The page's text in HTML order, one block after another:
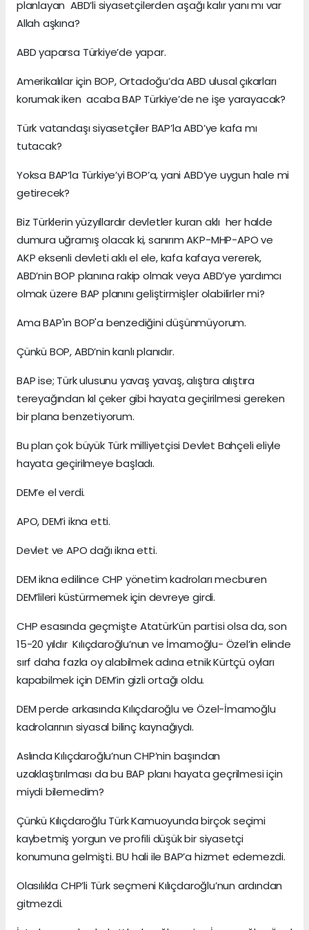
planlayan ABD’li siyasetçilerden aşağı kalır yanı mı var
Allah aşkına?
ABD yaparsa Türkiye’de yapar.
Amerikalılar için BOP, Ortadoğu’da ABD ulusal çıkarları
korumak iken acaba BAP Türkiye’de ne işe yarayacak?
Türk vatandaşı siyasetçiler BAP’la ABD’ye kafa mı
tutacak?
Yoksa BAP’la Türkiye’yi BOP’a, yani ABD’ye uygun hale mi
getirecek?
Biz Türklerin yüzyıllardır devletler kuran aklı her halde
dumura uğramış olacak ki, sanırım AKP-MHP-APO ve
AKP eksenli devleti aklı el ele, kafa kafaya vererek,
ABD’nin BOP planına rakip olmak veya ABD’ye yardımcı
olmak üzere BAP planını geliştirmişler olabilirler mi?
Ama BAP'ın BOP'a benzediğini düşünmüyorum.
Çünkü BOP, ABD’nin kanlı planıdır.
BAP ise; Türk ulusunu yavaş yavaş, alıştıra alıştıra
tereyağından kıl çeker gibi hayata geçirilmesi gereken
bir plana benzetiyorum.
Bu plan çok büyük Türk milliyetçisi Devlet Bahçeli eliyle
hayata geçirilmeye başladı.
DEM’e el verdi.
APO, DEM’i ikna etti.
Devlet ve APO dağı ikna etti.
DEM ikna edilince CHP yönetim kadroları mecburen
DEM’lileri küstürmemek için devreye girdi.
CHP esasında geçmişte Atatürk’ün partisi olsa da, son
15-20 yıldır Kılıçdaroğlu’nun ve İmamoğlu- Özel’in elinde
sırf daha fazla oy alabilmek adına etnik Kürtçü oyları
kapabilmek için DEM’in gizli ortağı oldu.
DEM perde arkasında Kılıçdaroğlu ve Özel-İmamoğlu
kadrolarının siyasal bilinç kaynağıydı.
Aslında Kılıçdaroğlu’nun CHP’nin başından
uzaklaştırılması da bu BAP planı hayata geçrilmesi için
miydi bilemedim?
Çünkü Kılıçdaroğlu Türk Kamuoyunda birçok seçimi
kaybetmiş yorgun ve profili düşük bir siyasetçi
konumuna gelmişti. BU hali ile BAP’a hizmet edemezdi.
Olasılıkla CHP’li Türk seçmeni Kılıçdaroğlu’nun ardından
gitmezdi.